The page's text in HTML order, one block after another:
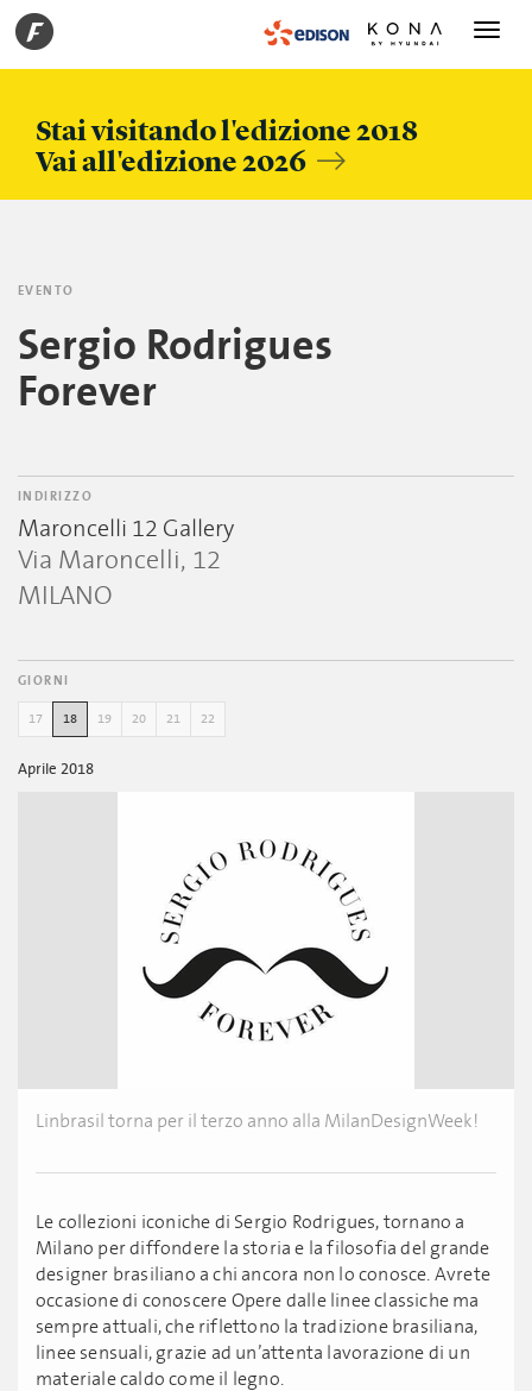
Stai visitando l'edizione 2018
Vai all'edizione 2026
Toggle
EVENTO
Sergio Rodrigues
Forever
INDIRIZZO
Maroncelli 12 Gallery
Via Maroncelli, 12
MILANO
GIORNI
17 18 19 20 21 22
Aprile 2018
Linbrasil torna per il terzo anno alla MilanDesignWeek!
Le collezioni iconiche di Sergio Rodrigues, tornano a
Milano per diffondere la storia e la filosofia del grande
designer brasiliano a chi ancora non lo conosce. Avrete
occasione di conoscere Opere dalle linee classiche ma
sempre attuali, che riflettono la tradizione brasiliana,
linee sensuali, grazie ad un’attenta lavorazione di un
materiale caldo come il legno.